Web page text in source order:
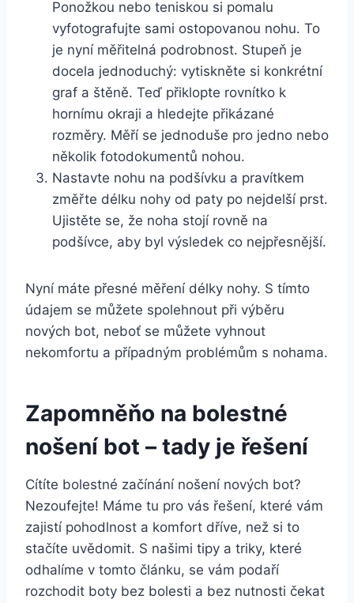
Ponožkou nebo teniskou si pomalu​
vyfotografujte ⁣sami ostopovanou nohu. To⁣
je nyní měřitelná podrobnost. Stupeň je
docela jednoduchý: vytiskněte ⁢si⁣ konkrétní
graf a štěně.⁤ Teď přiklopte‍ rovnítko k
hornímu okraji a hledejte přikázané
rozměry. Měří se jednoduše pro jedno ⁣nebo⁣
několik fotodokumentů nohou.
Nastavte nohu na podšívku a pravítkem
změřte⁤ délku nohy od paty po nejdelší prst.
Ujistěte se, že noha stojí rovně na
podšívce, aby byl ‍výsledek⁤ co nejpřesnější.
Nyní máte ⁢přesné měření ​délky nohy. S tímto
údajem se‌ můžete ⁣spolehnout při ‌výběru
nových bot, neboť se můžete vyhnout
nekomfortu a případným problémům s nohama.
Zapomněňo na bolestné
nošení bot – tady je řešení
Cítíte bolestné začínání nošení nových bot?
Nezoufejte! ​Máme tu pro vás řešení, které ‍vám
zajistí pohodlnost ⁢a⁣ komfort dříve, než si to
stačíte uvědomit. S našimi ⁤tipy a triky, které
odhalíme v tomto článku, se vám podaří
rozchodit boty bez bolesti a bez nutnosti čekat